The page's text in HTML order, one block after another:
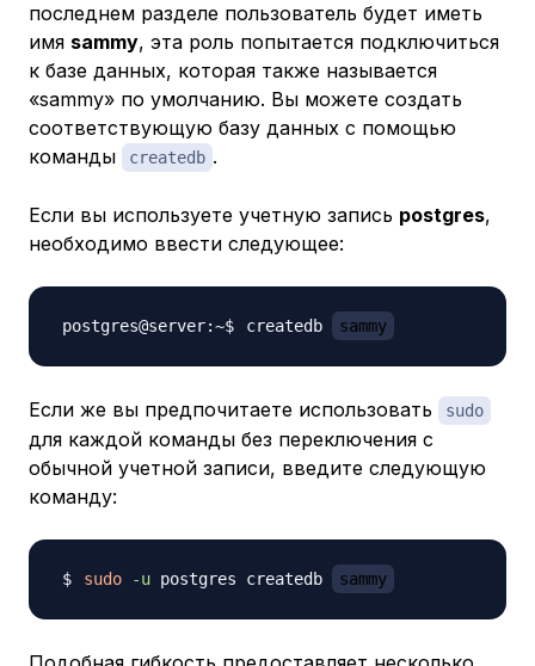
последнем разделе пользователь будет иметь
имя sammy, эта роль попытается подключиться
к базе данных, которая также называется
«sammy» по умолчанию. Вы можете создать
соответствующую базу данных с помощью
команды
createdb .
Если вы используете учетную запись postgres,
необходимо ввести следующее:
createdb sammy
Если же вы предпочитаете использовать sudo
для каждой команды без переключения с
обычной учетной записи, введите следующую
команду:
sudo -u postgres createdb sammy